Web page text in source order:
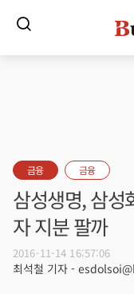
금융 금융
삼성생명, 삼성
자 지분 팔까
2016-11-14 16:57:06
최석철 기자 -